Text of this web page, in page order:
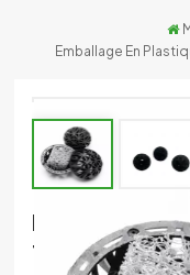
本語
Emballage En
Emballage En
Traitement De